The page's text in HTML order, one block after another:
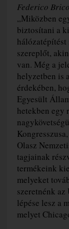
Federico
„Miközben
biztosítani a
szereplőt,
van. Még a
helyzetben is
érdekében,
Egyesült
hetekben egy
Olasz
tagjainak
termékeink
melyeket
szeretnénk
lépése lesz a
melyet